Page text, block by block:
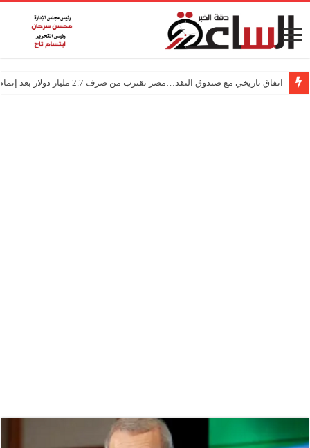
اتفاق تاريخي مع صندوق النقد…مصر تقترب من صرف 2.7 مليار دولار بعد إتمام المراجعتين